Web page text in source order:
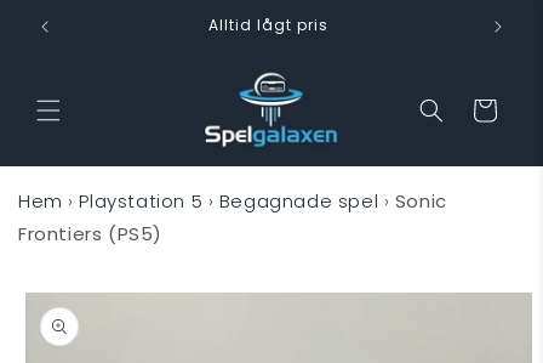
vidare
till
Alltid lågt pris
Varukorg
Hem › Playstation 5 › Begagnade spel › Sonic
Frontiers (PS5)
vidare till